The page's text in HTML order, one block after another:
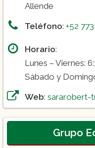
Allende
Teléfono: +52
Horario:
Lunes – Viernes:
Sábado y
Web: sararobert-
Grupo